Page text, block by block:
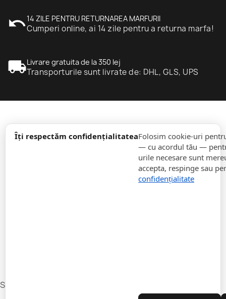
Îți respectăm confidențialitateaFolosim cookie-uri
— cu acordul tău —
urile necesare sunt
accepta, respinge sau
confidențialitate
undo14 ZILE PENTRU RETURNAREA MARFURII
Cumperi online, ai 14 zile pentru a returna marfa!
local_shippingLivrare gratuita de la 350 lej
Transporturile sunt livrate de: DHL, GLS, UPS
informație
expand_more
Setări cookie-uri